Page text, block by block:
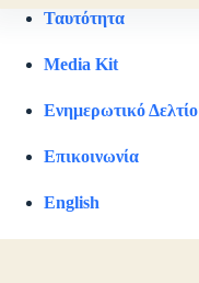
Ταυτότητα
Media Kit
Ενημερωτικό Δελτίο
Επικοινωνία
English